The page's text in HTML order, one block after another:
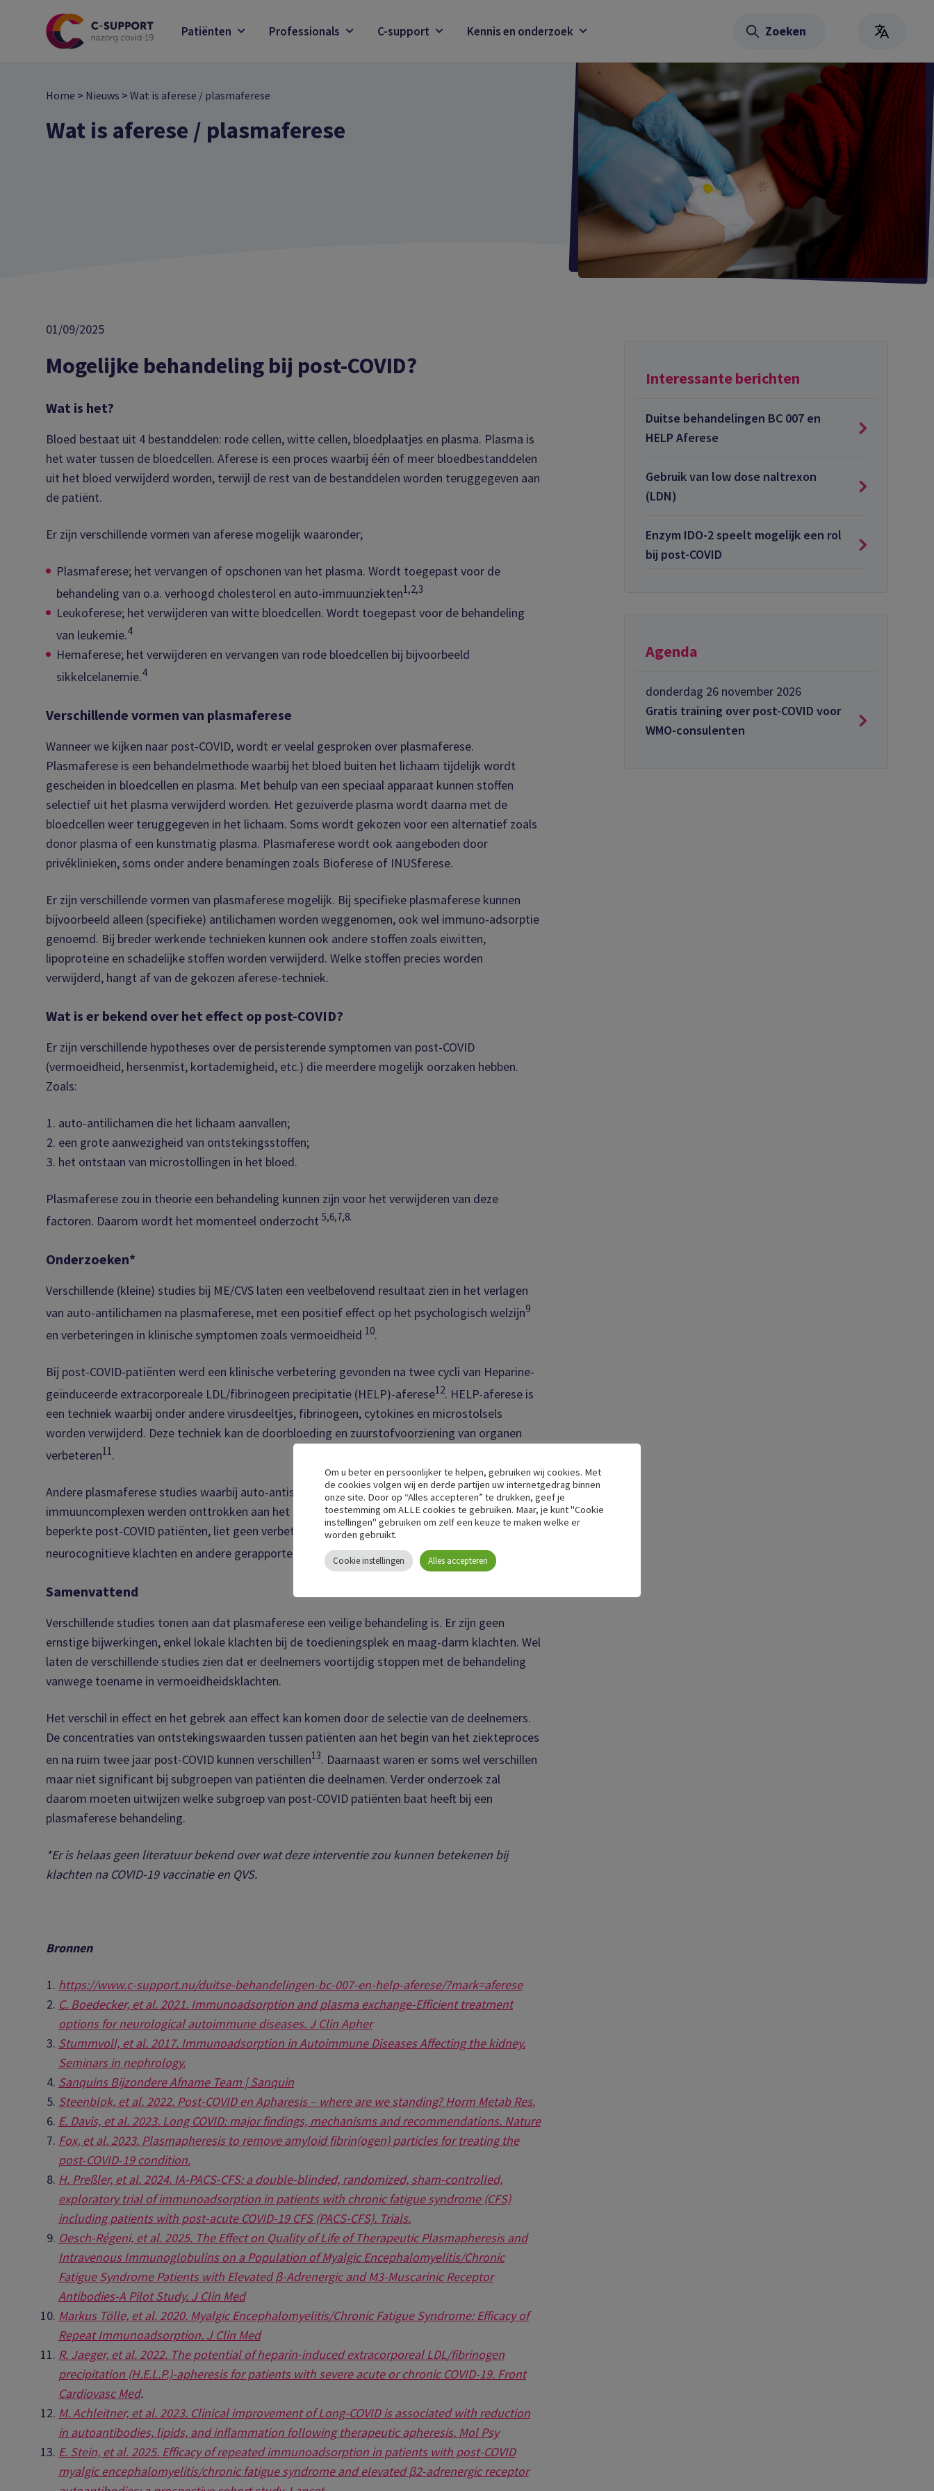
Patiënten Professionals C-support Kennis en onderzoek Zoeken
Home > Nieuws > Wat is aferese / plasmaferese
Wat is aferese / plasmaferese
01/09/2025
Mogelijke behandeling bij post-COVID?
Wat is het?
Bloed bestaat uit 4 bestanddelen: rode cellen, witte cellen, bloedplaatjes en plasma. Plasma is
het water tussen de bloedcellen. Aferese is een proces waarbij één of meer bloedbestanddelen
uit het bloed verwijderd worden, terwijl de rest van de bestanddelen worden teruggegeven aan
de patiënt.
Er zijn verschillende vormen van aferese mogelijk waaronder;
Plasmaferese; het vervangen of opschonen van het plasma. Wordt toegepast voor de
behandeling van o.a. verhoogd cholesterol en auto-immuunziekten1,2,3
Leukoferese; het verwijderen van witte bloedcellen. Wordt toegepast voor de behandeling
van leukemie.4
Hemaferese; het verwijderen en vervangen van rode bloedcellen bij bijvoorbeeld
sikkelcelanemie.4
Verschillende vormen van plasmaferese
Wanneer we kijken naar post-COVID, wordt er veelal gesproken over plasmaferese.
Plasmaferese is een behandelmethode waarbij het bloed buiten het lichaam tijdelijk wordt
gescheiden in bloedcellen en plasma. Met behulp van een speciaal apparaat kunnen stoffen
selectief uit het plasma verwijderd worden. Het gezuiverde plasma wordt daarna met de
bloedcellen weer teruggegeven in het lichaam. Soms wordt gekozen voor een alternatief zoals
donor plasma of een kunstmatig plasma. Plasmaferese wordt ook aangeboden door
privéklinieken, soms onder andere benamingen zoals Bioferese of INUSferese.
Er zijn verschillende vormen van plasmaferese mogelijk. Bij specifieke plasmaferese kunnen
bijvoorbeeld alleen (specifieke) antilichamen worden weggenomen, ook wel immuno-adsorptie
genoemd. Bij breder werkende technieken kunnen ook andere stoffen zoals eiwitten,
lipoproteïne en schadelijke stoffen worden verwijderd. Welke stoffen precies worden
verwijderd, hangt af van de gekozen aferese-techniek.
Wat is er bekend over het effect op post-COVID?
Er zijn verschillende hypotheses over de persisterende symptomen van post-COVID
(vermoeidheid, hersenmist, kortademigheid, etc.) die meerdere mogelijk oorzaken hebben.
Zoals:
auto-antilichamen die het lichaam aanvallen;
een grote aanwezigheid van ontstekingsstoffen;
het ontstaan van microstollingen in het bloed.
Plasmaferese zou in theorie een behandeling kunnen zijn voor het verwijderen van deze
factoren. Daarom wordt het momenteel onderzocht 5,6,7,8.
Onderzoeken*
Verschillende (kleine) studies bij ME/CVS laten een veelbelovend resultaat zien in het verlagen
van auto-antilichamen na plasmaferese, met een positief effect op het psychologisch welzijn9
en verbeteringen in klinische symptomen zoals vermoeidheid 10.
Bij post-COVID-patiënten werd een klinische verbetering gevonden na twee cycli van Heparine-
geïnduceerde extracorporeale LDL/fibrinogeen precipitatie (HELP)-aferese12. HELP-aferese is
een techniek waarbij onder andere virusdeeltjes, fibrinogeen, cytokines en microstolsels
worden verwijderd. Deze techniek kan de doorbloeding en zuurstofvoorziening van organen
verbeteren11.
Andere plasmaferese studies waarbij auto-antistoffen, cytokines, gifstoffen (toxines) en
immuuncomplexen werden onttrokken aan het plasma bij langdurig (>2 jaar) en ernstig
beperkte post-COVID patiënten, liet geen verbetering zien in vermoeidheid, kwaliteit van leven,
neurocognitieve klachten en andere gerapporteerde symptomen.13, 14
Samenvattend
Verschillende studies tonen aan dat plasmaferese een veilige behandeling is. Er zijn geen
ernstige bijwerkingen, enkel lokale klachten bij de toedieningsplek en maag-darm klachten. Wel
laten de verschillende studies zien dat er deelnemers voortijdig stoppen met de behandeling
vanwege toename in vermoeidheidsklachten.
Het verschil in effect en het gebrek aan effect kan komen door de selectie van de deelnemers.
De concentraties van ontstekingswaarden tussen patiënten aan het begin van het ziekteproces
en na ruim twee jaar post-COVID kunnen verschillen13. Daarnaast waren er soms wel verschillen
maar niet significant bij subgroepen van patiënten die deelnamen. Verder onderzoek zal
daarom moeten uitwijzen welke subgroep van post-COVID patiënten baat heeft bij een
plasmaferese behandeling.
*Er is helaas geen literatuur bekend over wat deze interventie zou kunnen betekenen bij
klachten na COVID-19 vaccinatie en QVS.
Bronnen
https://www.c-support.nu/duitse-behandelingen-bc-007-en-help-aferese/?mark=aferese
C. Boedecker, et al. 2021. Immunoadsorption and plasma exchange-Efficient treatment
options for neurological autoimmune diseases. J Clin Apher
Stummvoll, et al. 2017. Immunoadsorption in Autoimmune Diseases Affecting the kidney.
Seminars in nephrology.
Sanquins Bijzondere Afname Team | Sanquin
Steenblok, et al. 2022. Post-COVID en Apharesis – where are we standing? Horm Metab Res.
E. Davis, et al. 2023. Long COVID: major findings, mechanisms and recommendations. Nature
Fox, et al. 2023. Plasmapheresis to remove amyloid fibrin(ogen) particles for treating the
post‐COVID‐19 condition.
H. Preßler, et al. 2024. IA-PACS-CFS: a double-blinded, randomized, sham-controlled,
exploratory trial of immunoadsorption in patients with chronic fatigue syndrome (CFS)
including patients with post-acute COVID-19 CFS (PACS-CFS). Trials.
Oesch-Régeni, et al. 2025. The Effect on Quality of Life of Therapeutic Plasmapheresis and
Intravenous Immunoglobulins on a Population of Myalgic Encephalomyelitis/Chronic
Fatigue Syndrome Patients with Elevated β-Adrenergic and M3-Muscarinic Receptor
Antibodies-A Pilot Study. J Clin Med
Markus Tölle, et al. 2020. Myalgic Encephalomyelitis/Chronic Fatigue Syndrome: Efficacy of
Repeat Immunoadsorption. J Clin Med
R. Jaeger, et al. 2022. The potential of heparin-induced extracorporeal LDL/fibrinogen
precipitation (H.E.L.P.)-apheresis for patients with severe acute or chronic COVID-19. Front
Cardiovasc Med.
M. Achleitner, et al. 2023. Clinical improvement of Long-COVID is associated with reduction
in autoantibodies, lipids, and inflammation following therapeutic apheresis. Mol Psy
E. Stein, et al. 2025. Efficacy of repeated immunoadsorption in patients with post-COVID
myalgic encephalomyelitis/chronic fatigue syndrome and elevated β2-adrenergic receptor
Interessante berichten
Duitse behandelingen BC 007 en
HELP Aferese
Gebruik van low dose naltrexon
(LDN)
Enzym IDO-2 speelt mogelijk een rol
bij post-COVID
Agenda
donderdag 26 november 2026
Gratis training over post-COVID voor
WMO-consulenten
Om u beter en persoonlijker te helpen, gebruiken wij cookies. Met
de cookies volgen wij en derde partijen uw internetgedrag binnen
onze site. Door op “Alles accepteren” te drukken, geef je
toestemming om ALLE cookies te gebruiken. Maar, je kunt "Cookie
instellingen" gebruiken om zelf een keuze te maken welke er
worden gebruikt.
Cookie instellingen Alles accepteren